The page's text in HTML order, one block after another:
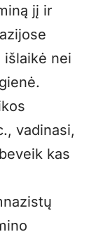
jį ir
išlaikė nei
vadinasi,
kas